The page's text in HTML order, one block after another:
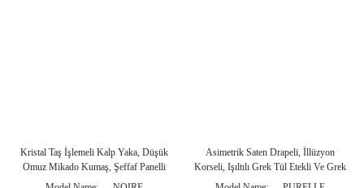
Kristal Taş İşlemeli Kalp Yaka, Düşük
Omuz Mikado Kumaş, Şeffaf Panelli
Mimari Korseli Prenses Gelinlik Modeli
Asimetrik Saten Drapeli, İllüzyon
Korseli, Işıltılı Grek Tül Etekli Ve Grek
Kol Detaylı Prenses Gelinlik Modeli